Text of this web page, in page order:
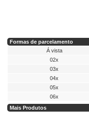
Formas de parcelamento
Á vista
02x
03x
04x
05x
06x
Mais Produtos